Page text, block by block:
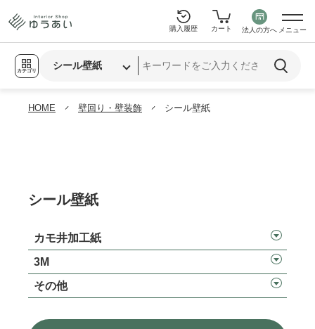
カテゴリ
購入履歴 カート 法人の方へ メニュー
HOME 壁回り・壁装飾 シール壁紙
シール壁紙
カモ井加工紙
3M
その他